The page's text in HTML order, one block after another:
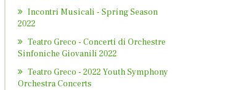
Incontri Musicali - Spring Season
2022
Teatro Greco - Concerti di Orchestre
Sinfoniche Giovanili 2022
Teatro Greco - 2022 Youth Symphony
Orchestra Concerts